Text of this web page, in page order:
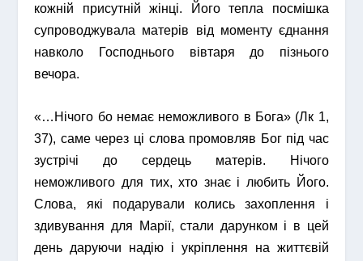
кожній присутній жінці. Його тепла посмішка
супроводжувала матерів від моменту єднання
навколо Господнього вівтаря до пізнього
вечора.
«…Нічого бо немає неможливого в Бога» (Лк 1,
37), саме через ці слова промовляв Бог під час
зустрічі до сердець матерів. Нічого
неможливого для тих, хто знає і любить Його.
Слова, які подарували колись захоплення і
здивування для Марії, стали дарунком і в цей
день даруючи надію і укріплення на життєвій